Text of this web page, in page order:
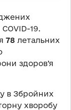
19.
78 летальних
здоров’я
в Збройних
хворобу